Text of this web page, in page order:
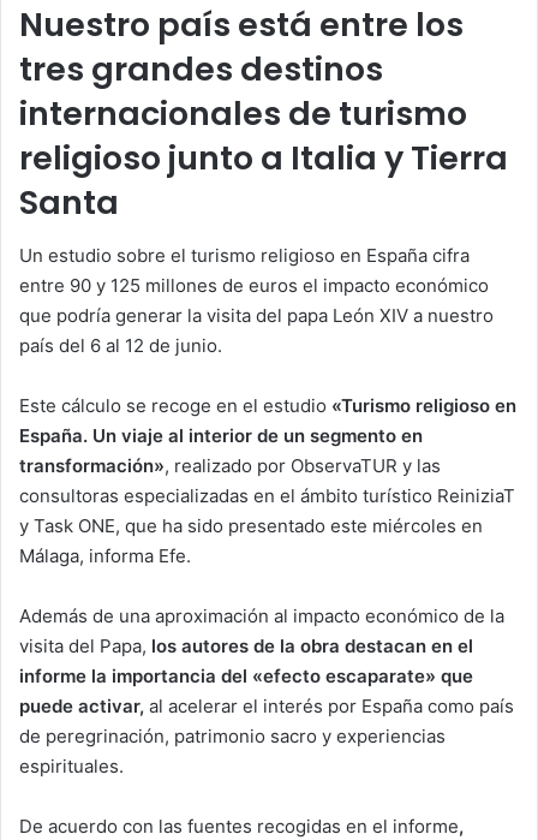
Nuestro país está entre los
tres grandes destinos
internacionales de turismo
religioso junto a Italia y Tierra
Santa
Un estudio sobre el turismo religioso en España cifra
entre 90 y 125 millones de euros el impacto económico
que podría generar la visita del papa León XIV a nuestro
país del 6 al 12 de junio.
Este cálculo se recoge en el estudio «Turismo religioso en
España. Un viaje al interior de un segmento en
transformación», realizado por ObservaTUR y las
consultoras especializadas en el ámbito turístico ReiniziaT
y Task ONE, que ha sido presentado este miércoles en
Málaga, informa Efe.
Además de una aproximación al impacto económico de la
visita del Papa, los autores de la obra destacan en el
informe la importancia del «efecto escaparate» que
puede activar, al acelerar el interés por España como país
de peregrinación, patrimonio sacro y experiencias
espirituales.
De acuerdo con las fuentes recogidas en el informe,